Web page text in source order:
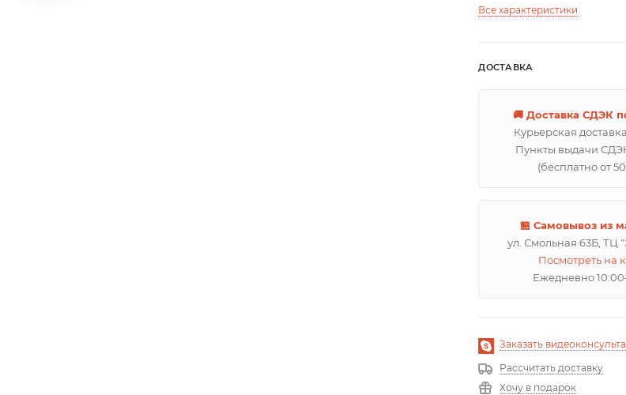
Все характеристики
ДОСТАВКА
🚚 Доставка СДЭК
Курьерская
Пункты выдачи
(бесплатно от
🏪 Самовывоз из
ул. Смольная 63Б,
Посмотреть на
Ежедневно
Заказать
Рассчитать доставку
Хочу в подарок